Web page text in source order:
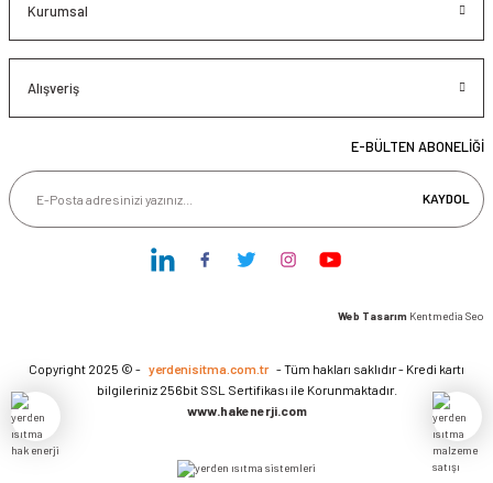
Kurumsal
Alışveriş
E-BÜLTEN ABONELİĞİ
KAYDOL
Web Tasarım Kentmedia Seo
Copyright 2025 © - yerdenisitma.com.tr - Tüm hakları saklıdır - Kredi kartı
bilgileriniz 256bit SSL Sertifikası ile Korunmaktadır.
www.hakenerji.com